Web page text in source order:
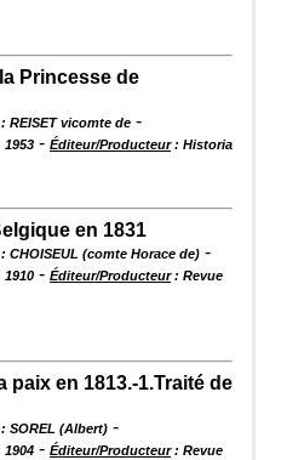
Princesse de
REISET vicomte de -
1953 - Éditeur/Producteur: Historia
en 1831
CHOISEUL (comte Horace de) -
1910 - Éditeur/Producteur: Revue
paix en 1813.-1.Traité de
SOREL (Albert) -
1904 - Éditeur/Producteur: Revue